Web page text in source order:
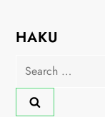
HAKU
Search
for: